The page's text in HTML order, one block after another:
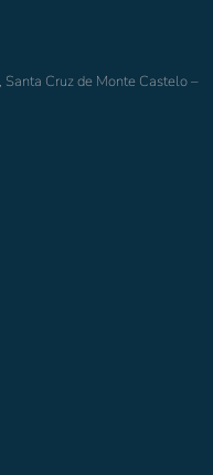
Cruz de Monte Castelo –